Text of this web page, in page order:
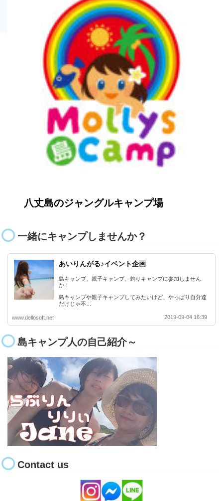
八丈島のジャングルキャンプ場
一緒にキャンプしませんか？
あいりんがる♪イベント企画
島キャンプ、親子キャンプ、釣りキャンプに参加しません
か！
島キャンプや親子キャンプしてみたいけど、やっぱり自分達
だけじゃ不…
www.dellosoft.net 2019-09-04 16:39
島キャンプ人の自己紹介～
Contact us